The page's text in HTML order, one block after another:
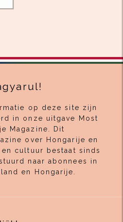
op deze site zijn
in onze uitgave Most
Magazine. Dit
over Hongarije en
cultuur bestaat sinds
naar abonnees in
en Hongarije.